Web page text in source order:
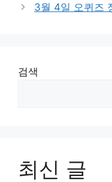
3월 4일 오퀴즈
검색
최신 글